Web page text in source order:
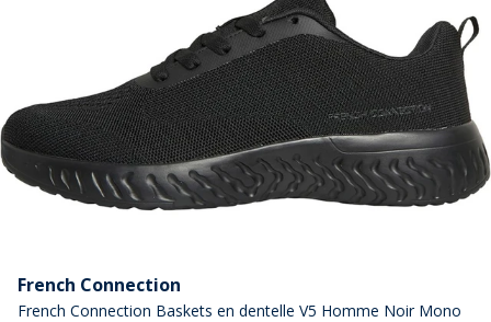
French Connection
French Connection Baskets en dentelle V5 Homme Noir Mono